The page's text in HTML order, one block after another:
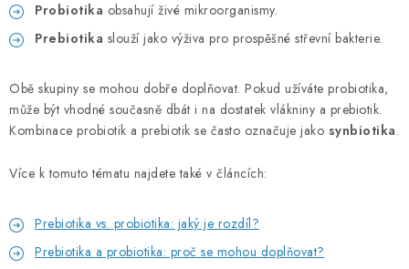
Probiotika obsahují živé mikroorganismy.
Prebiotika slouží jako výživa pro prospěšné střevní bakterie.
Obě skupiny se mohou dobře doplňovat. Pokud užíváte probiotika,
může být vhodné současně dbát i na dostatek vlákniny a prebiotik.
Kombinace probiotik a prebiotik se často označuje jako synbiotika.
Více k tomuto tématu najdete také v článcích:
Prebiotika vs. probiotika: jaký je rozdíl?
Prebiotika a probiotika: proč se mohou doplňovat?